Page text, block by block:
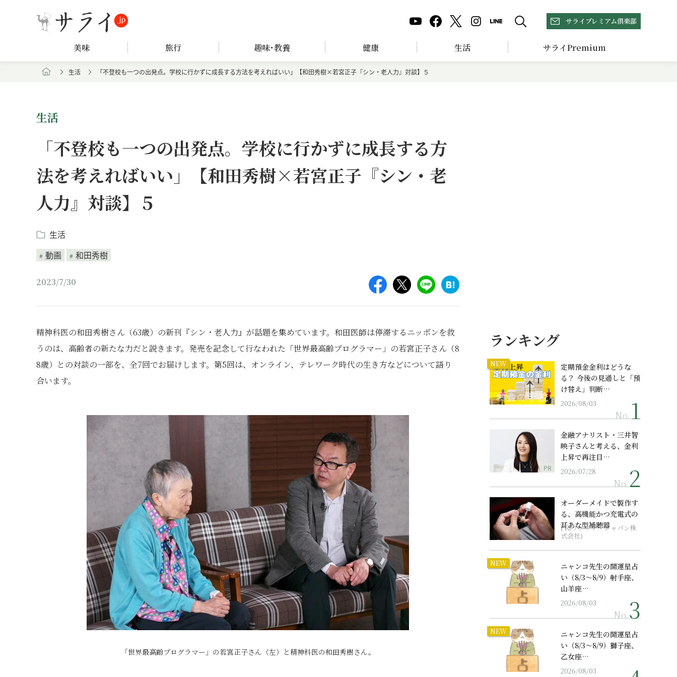
サライプレミアム倶楽部
美味 旅行 趣味･教養 健康 生活 サライPremium
生活 「不登校も一つの出発点。学校に行かずに成長する方法を考えればいい」【和田秀樹×若宮正子『シン・老人力』対談】５
生活
「不登校も一つの出発点。学校に行かずに成長する方
法を考えればいい」【和田秀樹×若宮正子『シン・老
人力』対談】５
生活
動画
和田秀樹
2023/7/30
精神科医の和田秀樹さん（63歳）の新刊『シン・老人力』が話題を集めています。和田医師は停滞するニッポンを救
うのは、高齢者の新たな力だと説きます。発売を記念して行なわれた「世界最高齢プログラマー」の若宮正子さん（8
8歳）との対談の一部を、全7回でお届けします。第5回は、オンライン、テレワーク時代の生き方などについて語り
合います。
「世界最高齢プログラマー」の若宮正子さん（左）と精神科医の和田秀樹さん。
ランキング
NEW
定期預金金利はどうな
る？ 今後の見通しと「預
け替え」判断…
2026/08/03
No.
PR
金融アナリスト・三井智
映子さんと考える、金利
上昇で再注目…
2026/07/28
No.
オーダーメイドで製作す
る、高機能かつ充電式の
耳あな型補聴器
PR(ソノヴァ・ジャパン株
式会社)
NEW
ニャンコ先生の開運星占
い（8/3～8/9）射手座、
山羊座…
2026/08/03
No.
NEW
ニャンコ先生の開運星占
い（8/3～8/9）獅子座、
乙女座…
2026/08/03